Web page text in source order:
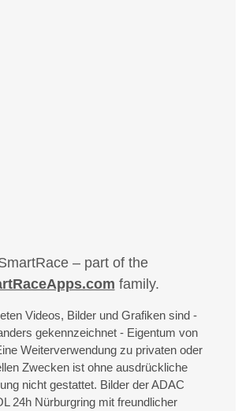
– part of the
family.
Videos, Bilder und Grafiken sind -
gekennzeichnet - Eigentum von
Weiterverwendung zu privaten oder
Zwecken ist ohne ausdrückliche
nicht gestattet. Bilder der ADAC
24h Nürburgring mit freundlicher